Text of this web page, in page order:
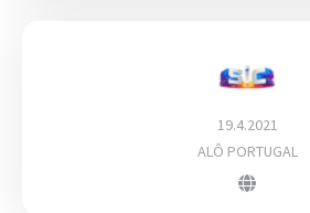
19.4.2021
ALÔ PORTUGAL